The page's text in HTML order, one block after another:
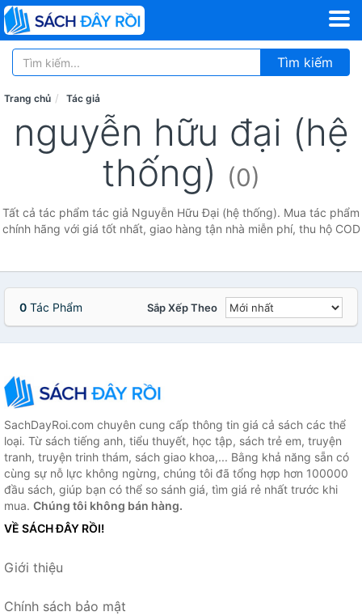
Tìm kiếm
Trang chủ Tác giả
nguyễn hữu đại (hệ
thống) (0)
Tất cả tác phẩm tác giả Nguyễn Hữu Đại (hệ thống). Mua tác phẩm
chính hãng với giá tốt nhất, giao hàng tận nhà miễn phí, thu hộ COD
0 Tác Phẩm Sắp Xếp Theo
SachDayRoi.com chuyên cung cấp thông tin giá cả sách các thể
loại. Từ sách tiếng anh, tiểu thuyết, học tập, sách trẻ em, truyện
tranh, truyện trinh thám, sách giao khoa,... Bằng khả năng sẵn có
cùng sự nỗ lực không ngừng, chúng tôi đã tổng hợp hơn 100000
đầu sách, giúp bạn có thể so sánh giá, tìm giá rẻ nhất trước khi
mua. Chúng tôi không bán hàng.
VỀ SÁCH ĐÂY RỒI!
Giới thiệu
Chính sách bảo mật